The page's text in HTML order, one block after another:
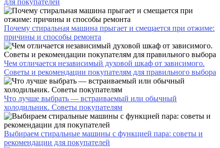
Почему стиральная машина прыгает и смещается при отжиме:
причины и способы ремонта
Чем отличается независимый духовой шкаф от зависимого.
Советы и рекомендации покупателям для правильного выбора
Что лучше выбрать — встраиваемый или обычный
холодильник. Советы покупателям
Выбираем стиральные машины с функцией пара: советы и
рекомендации для покупателей